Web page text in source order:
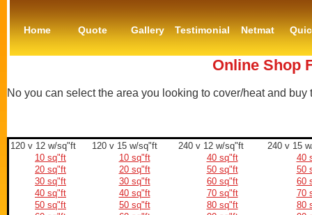
Home Quote Gallery Testimonial Netmat
Online Shop
No you can select the area you looking to cover/heat and
120 v 12 w/sq"ft 120 v 15 w/sq"ft 240 v 12 w/sq"ft
240 v 15
10 sq"ft
10 sq"ft 40 sq"ft
40
20 sq"ft
20 sq"ft 50 sq"ft
50
30 sq"ft
30 sq"ft 60 sq"ft
60
40 sq"ft
40 sq"ft 70 sq"ft
70
50 sq"ft
50 sq"ft 80 sq"ft
80